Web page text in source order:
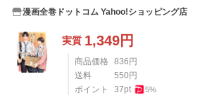
漫画全巻ドットコム Yahoo!ショッピング店
実質 1,349円
商品価格 836円
送料
550円
ポイント
37pt 5%